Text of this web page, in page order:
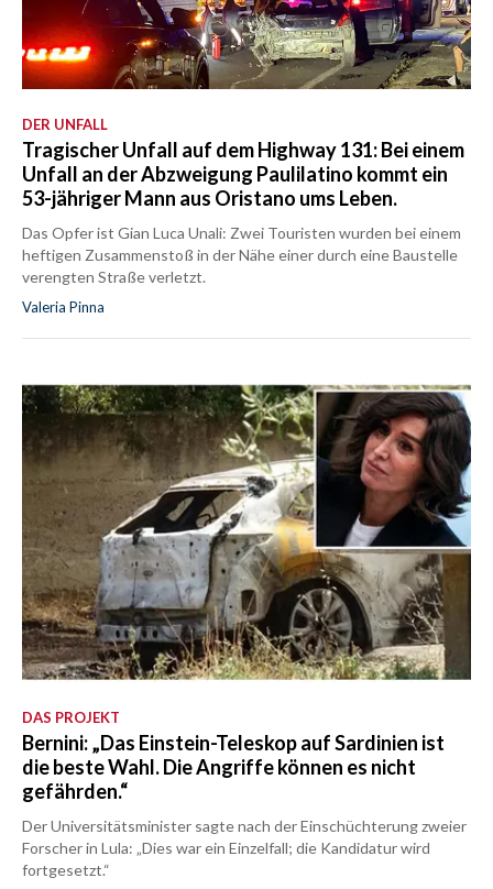
DER UNFALL
Tragischer Unfall auf dem Highway 131: Bei einem
Unfall an der Abzweigung Paulilatino kommt ein
53-jähriger Mann aus Oristano ums Leben.
Das Opfer ist Gian Luca Unali: Zwei Touristen wurden bei einem
heftigen Zusammenstoß in der Nähe einer durch eine Baustelle
verengten Straße verletzt.
Valeria Pinna
DAS PROJEKT
Bernini: „Das Einstein-Teleskop auf Sardinien ist
die beste Wahl. Die Angriffe können es nicht
gefährden.“
Der Universitätsminister sagte nach der Einschüchterung zweier
Forscher in Lula: „Dies war ein Einzelfall; die Kandidatur wird
fortgesetzt.“